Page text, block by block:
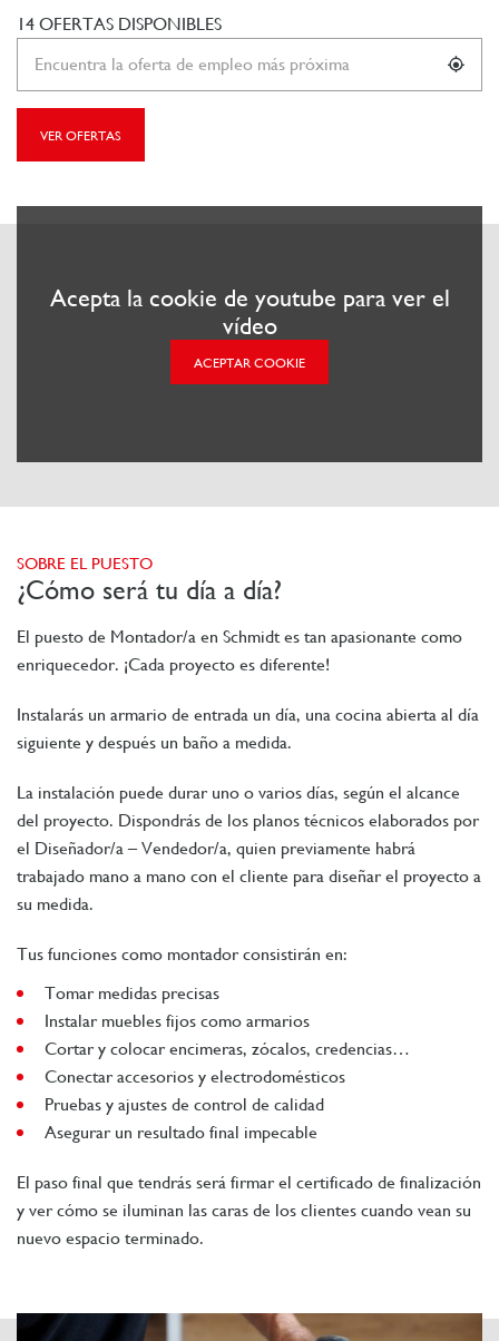
14 OFERTAS DISPONIBLES
VER OFERTAS
Acepta la cookie de youtube para ver el
vídeo
ACEPTAR COOKIE
SOBRE EL PUESTO
¿Cómo será tu día a día?
El puesto de Montador/a en Schmidt es tan apasionante como
enriquecedor. ¡Cada proyecto es diferente!
Instalarás un armario de entrada un día, una cocina abierta al día
siguiente y después un baño a medida.
La instalación puede durar uno o varios días, según el alcance
del proyecto. Dispondrás de los planos técnicos elaborados por
el Diseñador/a – Vendedor/a, quien previamente habrá
trabajado mano a mano con el cliente para diseñar el proyecto a
su medida.
Tus funciones como montador consistirán en:
Tomar medidas precisas
Instalar muebles fijos como armarios
Cortar y colocar encimeras, zócalos, credencias…
Conectar accesorios y electrodomésticos
Pruebas y ajustes de control de calidad
Asegurar un resultado final impecable
El paso final que tendrás será firmar el certificado de finalización
y ver cómo se iluminan las caras de los clientes cuando vean su
nuevo espacio terminado.